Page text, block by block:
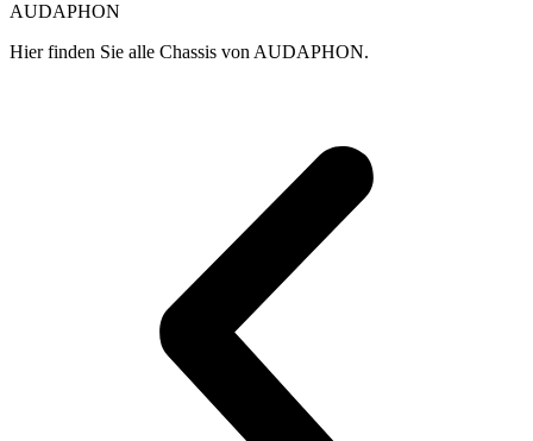
AUDAPHON
Hier finden Sie alle Chassis von AUDAPHON.